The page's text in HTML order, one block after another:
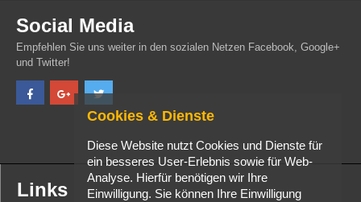
Social Media
Empfehlen Sie uns weiter in den sozialen Netzen Facebook, Google+
und Twitter!
Links
Cookies & Dienste
Diese Website nutzt Cookies und Dienste für
ein besseres User-Erlebnis sowie für Web-
Analyse. Hierfür benötigen wir Ihre
Einwilligung. Sie können Ihre Einwilligung